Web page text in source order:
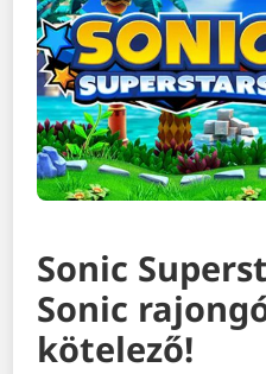
Sonic
Sonic
kötelező!